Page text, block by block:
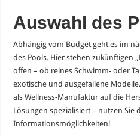
Auswahl des
Abhängig vom Budget geht es im
des Pools. Hier stehen zukünftigen
offen – ob reines Schwimm- oder
exotische und ausgefallene
als Wellness-Manufaktur auf die
Lösungen spezialisiert – nutzen Sie
Informationsmöglichkeiten!